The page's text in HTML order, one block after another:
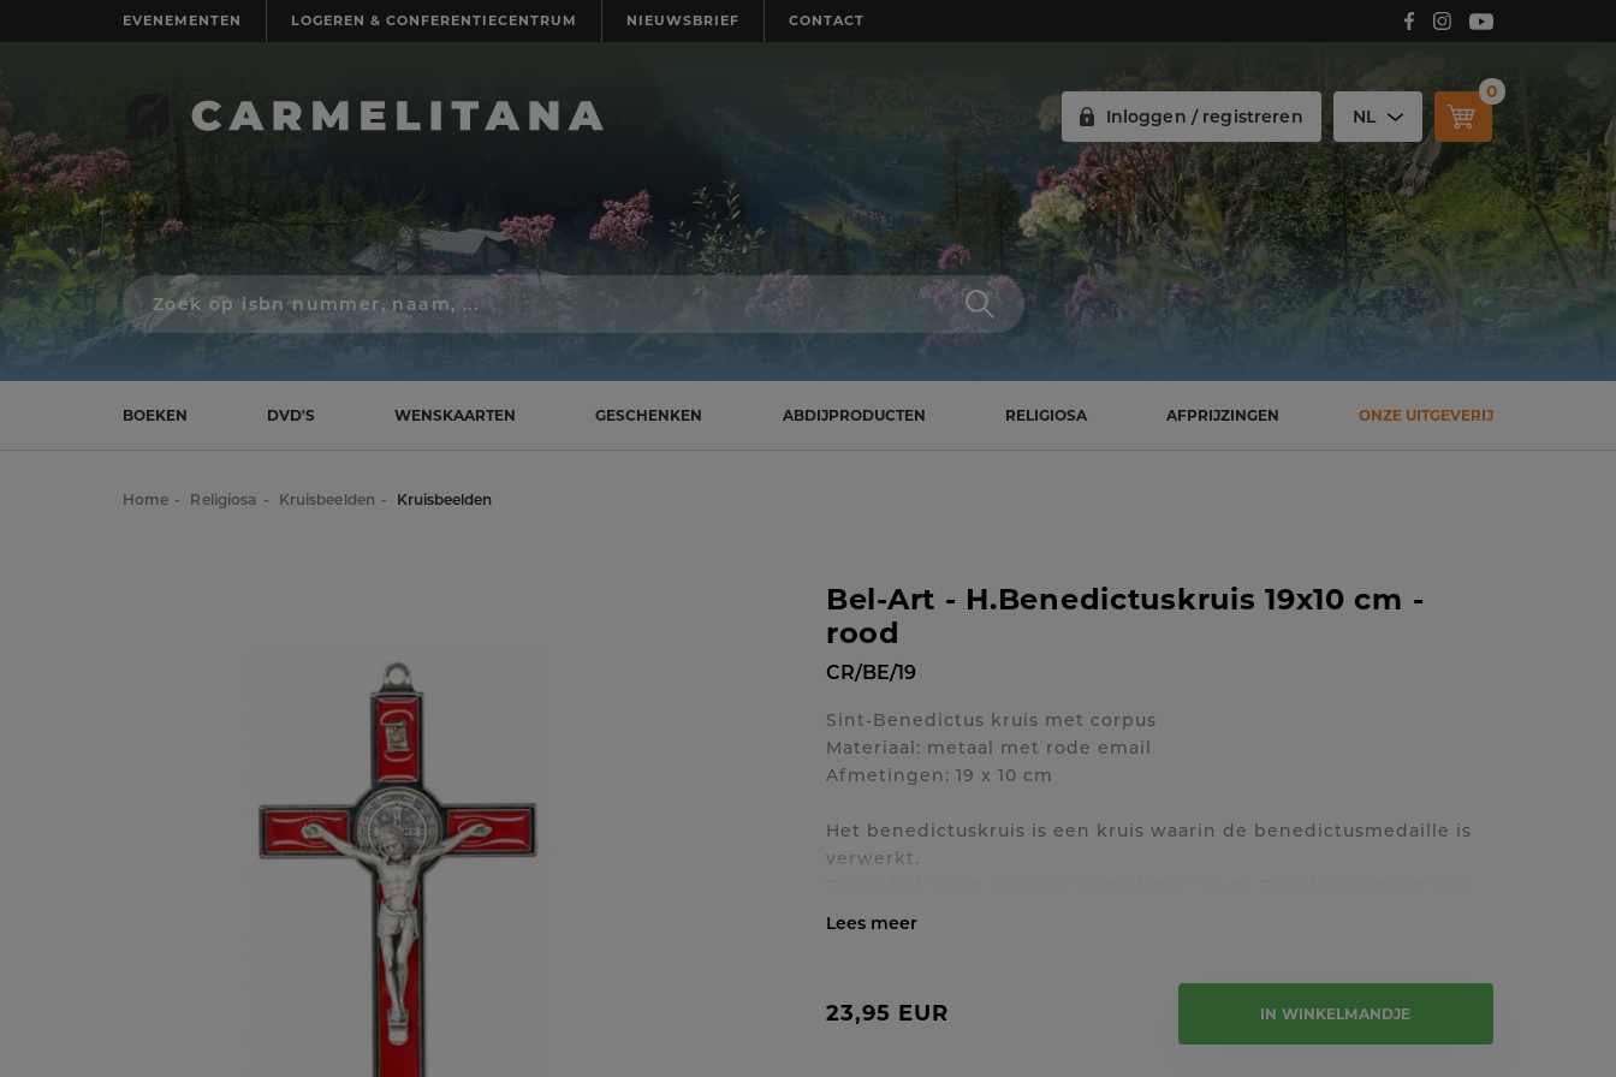
EVENEMENTEN LOGEREN & CONFERENTIECENTRUM NIEUWSBRIEF CONTACT Volg Carmelitana op Facebook!
Volg Carmelitana op Instagram!
Volg Carmelitana op Youtube!
Inloggen / registreren NL
0
Zoek
op
isbn
schrijver,
naam
BOEKEN DVD'S WENSKAARTEN GESCHENKEN ABDIJPRODUCTEN RELIGIOSA AFPRIJZINGEN ONZE UITGEVERIJ
Home Religiosa Kruisbeelden Kruisbeelden
Bel-Art - H.Benedictuskruis 19x10 cm -
rood
CR/BE/19
Sint-Benedictus kruis met corpus
Materiaal: metaal met rode email
Afmetingen: 19 x 10 cm
Het benedictuskruis is een kruis waarin de benedictusmedaille is
verwerkt.
zijn aanhoudend gevecht met de machten van het kwaad. Daarbij
in de medaille. Zij die met geloof deze medaille of het kruis
dragen mogen vertrouwen op een krachtige, geestelijke
23,95 EUR IN WINKELMANDJE